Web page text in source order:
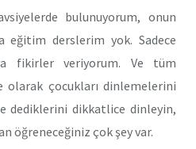
bulunuyorum, onun
eğitim derslerim yok. Sadece
fikirler veriyorum. Ve tüm
çocukları dinlemelerini
dediklerini dikkatlice dinleyin,
öğreneceğiniz çok şey var.